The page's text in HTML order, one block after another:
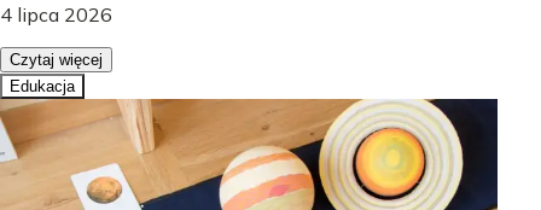
4 lipca 2026
Czytaj więcej
Edukacja